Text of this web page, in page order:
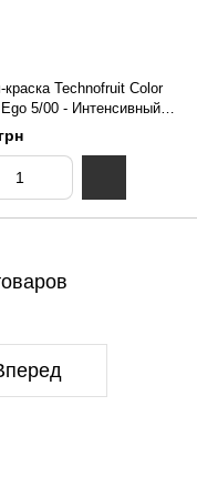
краска Technofruit Color
5/00 - Интенсивный
светло-
100 мл